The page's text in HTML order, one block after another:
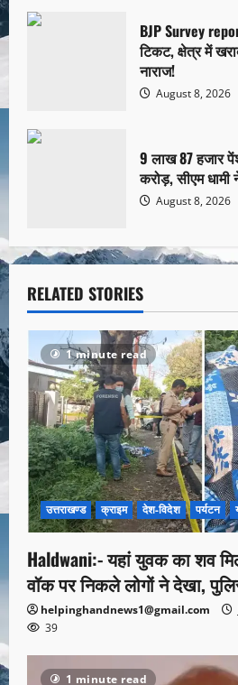
BJP Survey
टिकट, क्षेत्र में
नाराज!
August 8, 2026
9 लाख 87 हजार
करोड़, सीएम धामी
August 8, 2026
RELATED STORIES
1 minute read
उत्तराखण्ड क्राइम देश-विदेश पर्यटन
Haldwani:- यहां युवक का शव
वॉक पर निकले लोगों ने देखा,
helpinghandnews1@gmail.com
39
1 minute read